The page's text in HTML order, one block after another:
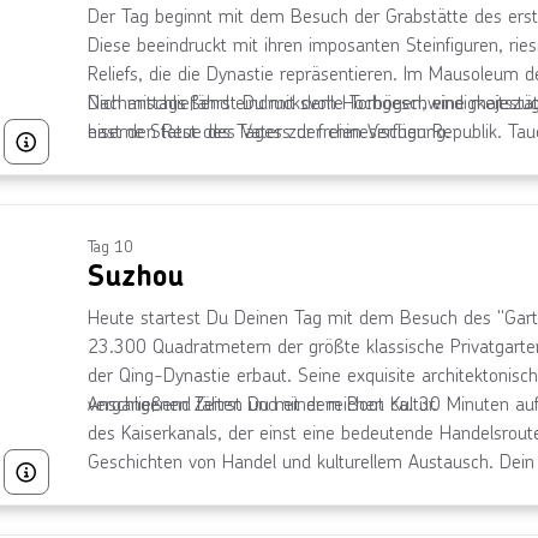
Bild von © Alvaro Faraco über Getty Images
Der Tag beginnt mit dem Besuch der Grabstätte des
Diese beeindruckt mit ihren imposanten Steinfiguren,
Reliefs, die die Dynastie repräsentieren. Im Mausoleum
Dich anschließend eindrucksvolle Torbögen, eine
eiserne Statue des Vaters der chinesischen Republik.
Nachmittags fährst Du mit dem
hast den Rest des Tages zur freien Verfügung.
Bild von © gyn9038 über Getty Images
Tag 10
Suzhou
Heute startest Du Deinen Tag mit dem Besuch des
23.300 Quadratmetern der größte klassische
der Qing-Dynastie erbaut. Seine exquisite
vergangenen Zeiten und einer reichen Kultur.
Anschließend fährst Du mit dem Boot ca. 30 Minuten
des Kaiserkanals, der einst eine bedeutende
Geschichten von Handel und kulturellem Austausch.
Traditionen einer alten Stadt, die ihre Geschichte bis